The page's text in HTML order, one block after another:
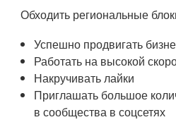
Обходить региональные
Успешно продвигать
Работать на высокой
Накручивать лайки
Приглашать большое
в сообщества в соцсетях